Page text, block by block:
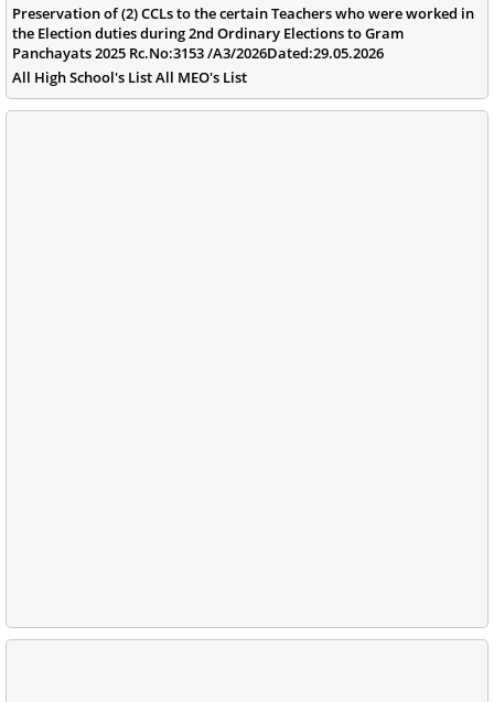
Preservation of (2) CCLs to the certain Teachers who were worked in
the Election duties during 2nd Ordinary Elections to Gram
Panchayats 2025 Rc.No:3153 /A3/2026Dated:29.05.2026
All High School's List All MEO's List